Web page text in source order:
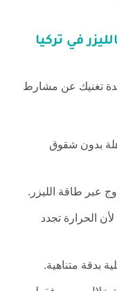
في تركيا
تغنيك عن مشارط
بدون شقوق
عبر طاقة الليزر.
الحرارة تجدد
بدقة متناهية.